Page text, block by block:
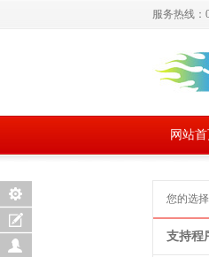
服务热线：
网站
您的选择
支持程